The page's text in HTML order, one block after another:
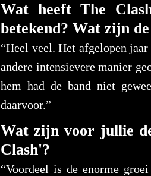
Wat heeft The
betekend? Wat zijn
“Heel veel. Het afgelopen
andere intensievere manier
hem had de band niet
daarvoor.”
Wat zijn voor jullie
Clash'?
“Voordeel is de enorme